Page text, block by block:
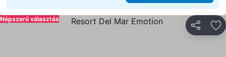
Népszerű választás